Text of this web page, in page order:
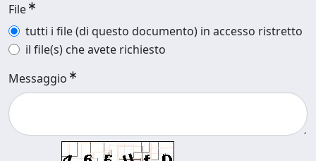
File
tutti i file (di questo documento) in accesso ristretto
il file(s) che avete richiesto
Messaggio